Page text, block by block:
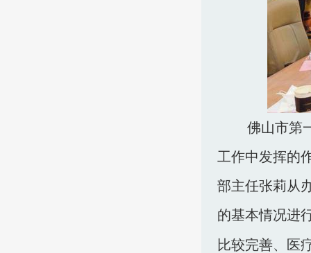
佛山市第
工作中发挥的
部主任张莉从
的基本情况进
比较完善、医